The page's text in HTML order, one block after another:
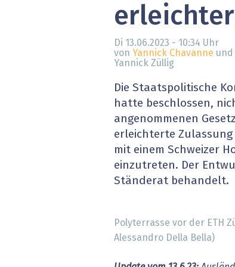
» alle News
Di 13.06.2023 - 10:34 Uhr
von Yannick Chavanne
Yannick Züllig
Die Staatspolitische
hatte beschlossen,
angenommenen
erleichterte
mit einem Schweizer
einzutreten. Der
Ständerat behandelt.
Polyterrasse vor der ETH
Alessandro Della Bella)